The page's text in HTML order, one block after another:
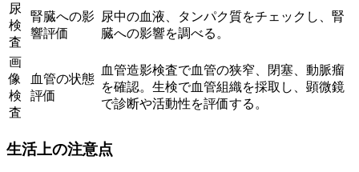
尿
検
査
腎臓への影
響評価
尿中の血液、タンパク質をチェックし、腎
臓への影響を調べる。
画
像
検
査
血管の状態
評価
血管造影検査で血管の狭窄、閉塞、動脈瘤
を確認。生検で血管組織を採取し、顕微鏡
で診断や活動性を評価する。
生活上の注意点